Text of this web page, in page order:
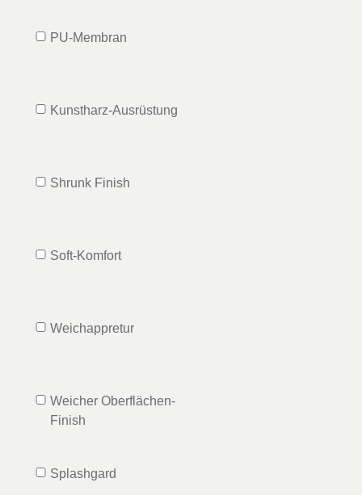
PU-Membran
Kunstharz-Ausrüstung
Shrunk Finish
Soft-Komfort
Weichappretur
Weicher Oberflächen-
Finish
Splashgard